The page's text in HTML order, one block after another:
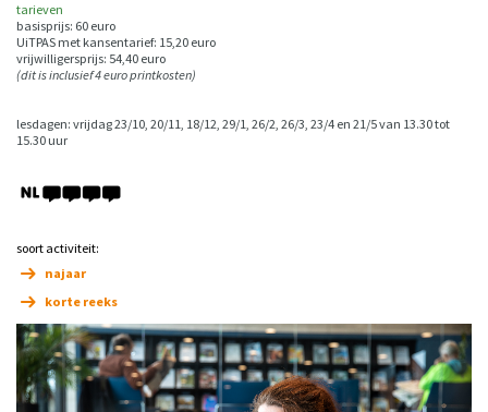
tarieven
basisprijs: 60 euro
UiTPAS met kansentarief: 15,20 euro
vrijwilligersprijs: 54,40 euro
(dit is inclusief 4 euro printkosten)
lesdagen: vrijdag 23/10, 20/11, 18/12, 29/1, 26/2, 26/3, 23/4 en 21/5 van 13.30 tot
15.30 uur
soort activiteit:
najaar
korte reeks